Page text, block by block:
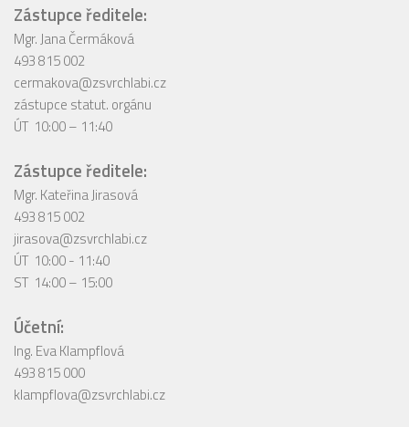
Zástupce ředitele:
Mgr. Jana Čermáková
493 815 002
cermakova@zsvrchlabi.cz
zástupce statut. orgánu
ÚT 10:00 – 11:40
Zástupce ředitele:
Mgr. Kateřina Jirasová
493 815 002
jirasova@zsvrchlabi.cz
ÚT 10:00 - 11:40
ST 14:00 – 15:00
Účetní:
Ing. Eva Klampflová
493 815 000
klampflova@zsvrchlabi.cz